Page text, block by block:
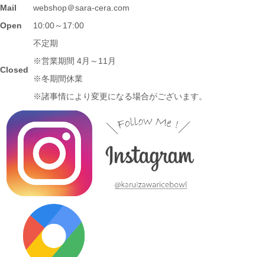
2024/3/12
≪マガジンで掲載されました≫ 名鉄グループエリア 魅力発見マ
ガジンWind 2021年3月号「田縣神社前駅」に 白いごはん器のお
店 らいすぼーる 小牧店が掲載されました。
『お米特集』コーナーで MAG!C☆PRINCEの平野泰新さんが白
いごはん器のお店 らいすぼーる 春日井店にいらっしゃいまし
2024/3/12
スカ！ハピスタ『美味しく見える!?器の選び方』コーナーで 白い
ごはん器のお店 らいすぼーる 春日井店が紹介されました。
Mail
webshop＠sara-cera.com
Open
10:00～17:00
Closed
不定期
※営業期間 4月～11月
※冬期間休業
※諸事情により変更になる場合がございます。